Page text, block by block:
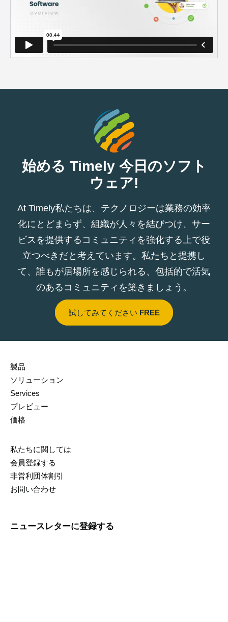
始める Timely 今日のソフト
ウェア!
At Timely私たちは、テクノロジーは業務の効率
化にとどまらず、組織が人々を結びつけ、サー
ビスを提供するコミュニティを強化する上で役
立つべきだと考えています。私たちと提携し
て、誰もが居場所を感じられる、包括的で活気
のあるコミュニティを築きましょう。
試してみてください FREE
製品
ソリューション
Services
プレビュー
価格
私たちに関しては
会員登録する
非営利団体割引
お問い合わせ
ニュースレターに登録する